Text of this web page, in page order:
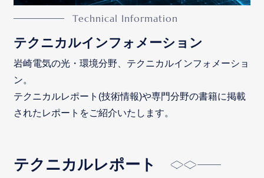
テクニカルインフォメーション
岩崎電気の光・環境分野、テクニカルインフォメーショ
ン。
テクニカルレポート(技術情報)や専門分野の書籍に掲載
されたレポートをご紹介いたします。
テクニカルレポート